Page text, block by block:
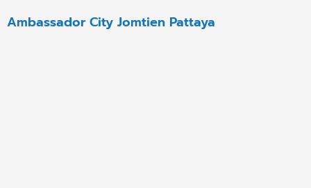
Ambassador City Jomtien Pattaya